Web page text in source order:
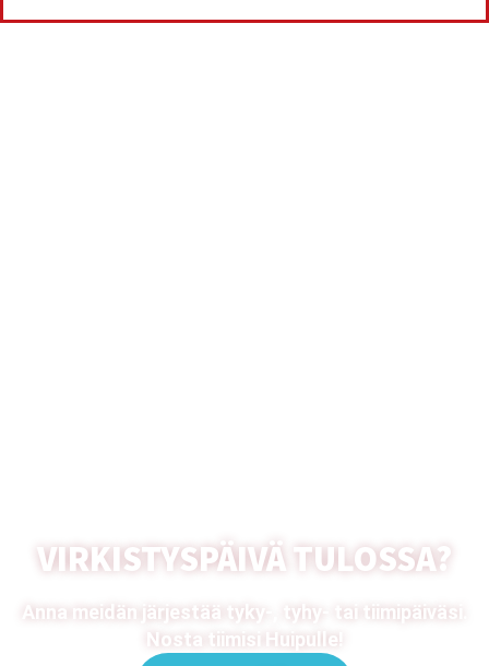
VIRKISTYSPÄIVÄ TULOSSA?
Anna meidän järjestää tyky-, tyhy- tai tiimipäiväsi.
Nosta tiimisi Huipulle!